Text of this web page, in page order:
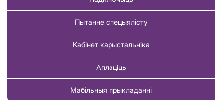
Пытанне спецыялісту
Кабінет карыстальніка
Аплаціць
Мабільныя прыкладанні